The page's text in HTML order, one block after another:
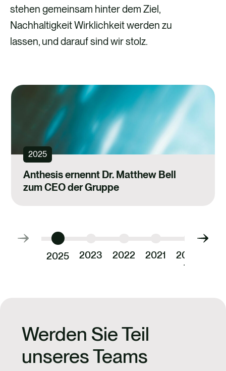
stehen gemeinsam hinter dem Ziel,
Nachhaltigkeit Wirklichkeit werden zu
lassen, und darauf sind wir stolz.
2025
Anthesis ernennt Dr. Matthew Bell
zum CEO der Gruppe
2025 2023 2022 2021
2018-
19
Auswählen,
Werden Sie Teil
unseres Teams